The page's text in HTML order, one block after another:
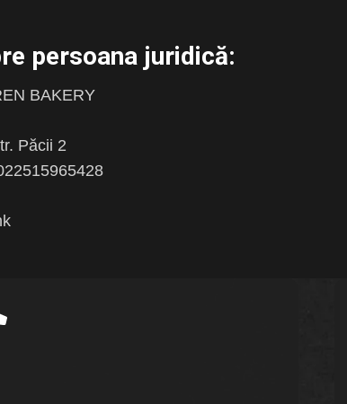
persoana juridică:
BAKERY
Păcii 2